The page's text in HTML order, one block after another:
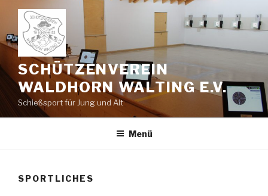
springen
SCHÜTZENVEREIN
WALDHORN WALTING E.V.
Schießsport für Jung und Alt
Menü
SPORTLICHES